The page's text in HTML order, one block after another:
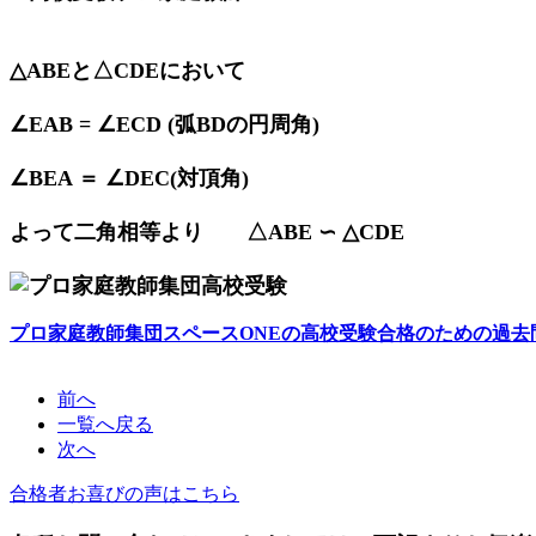
△ABEと△CDEにおいて
∠EAB = ∠ECD (弧BDの円周角)
∠BEA ＝ ∠DEC(対頂角)
よって二角相等より △ABE ∽ △CDE
プロ家庭教師集団スペースONEの高校受験合格のための過
前へ
一覧へ戻る
次へ
合格者お喜びの声はこちら